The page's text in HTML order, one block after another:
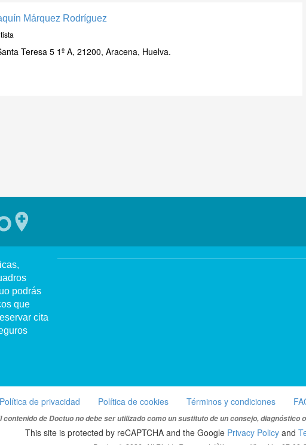
Márquez Rodríguez
Teresa 5 1º A, 21200, Aracena, Huelva.
podrás
que
cita
Política de privacidad Política de cookies Términos y condiciones
contenido de Doctuo no debe ser utilizado como un sustituto de un consejo, diagnóstico
This site is protected by reCAPTCHA and the Google Privacy Policyand